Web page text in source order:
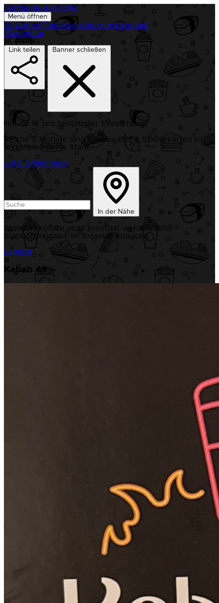
Startseite Alle Orte
Menü öffnen
1€-Aktion Einreichen Über uns Kontakt
Changelog
1€ Aktion
Link teilen Banner schließen
Hol dir 1€ pro bestätigter Einreichung!
Reiche 5 Monate lang Restaurants & Speisekarten ein
und stärke deine Stadt.
Jetzt teilnehmen
In der Nähe
Standort konnte nicht ermittelt werden. Bitte
Standortfreigabe im Browser erlauben.
Lähden
Kebab 49